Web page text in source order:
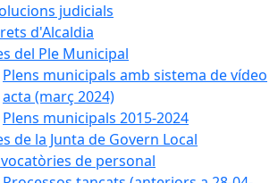
judicials
d'Alcaldia
del Ple Municipal
Plens municipals amb sistema de vídeo
acta (març 2024)
Plens municipals 2015-2024
de la Junta de Govern Local
de personal